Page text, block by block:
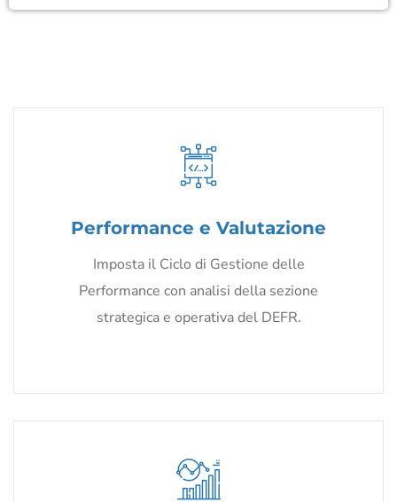
Performance e Valutazione
Imposta il Ciclo di Gestione delle
Performance con analisi della sezione
strategica e operativa del DEFR.